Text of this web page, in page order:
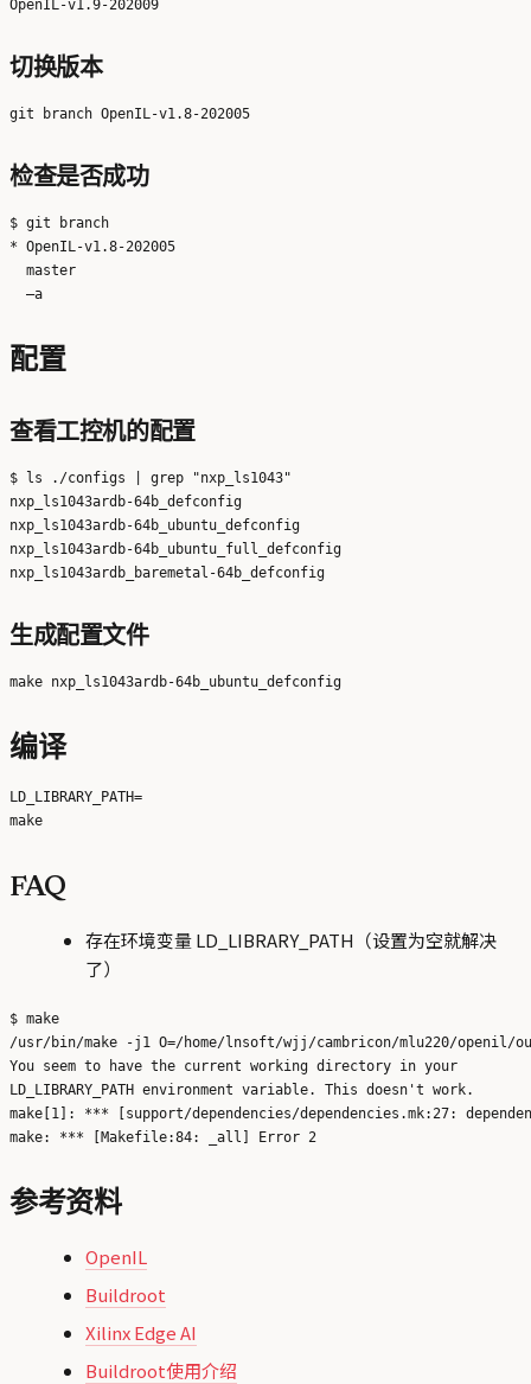
切换版本
检查是否成功
$ git branch
* OpenIL-v1.8-202005
  master
配置
查看工控机的配置
$ ls ./configs | grep "nxp_ls1043"
nxp_ls1043ardb-64b_defconfig
nxp_ls1043ardb-64b_ubuntu_defconfig
nxp_ls1043ardb-64b_ubuntu_full_defconfig
生成配置文件
编译
LD_LIBRARY_PATH=
FAQ
存在环境变量 LD_LIBRARY_PATH（设置为空就解决
了）
$ make
/usr/bin/make -j1 O=/home/lnsoft/wjj/cambricon/mlu220/openil/
You seem to have the current working directory in your
LD_LIBRARY_PATH environment variable. This doesn't work.
make[1]: *** [support/dependencies/dependencies.mk:27:
参考资料
OpenIL
Buildroot
Xilinx Edge AI
Buildroot使用介绍